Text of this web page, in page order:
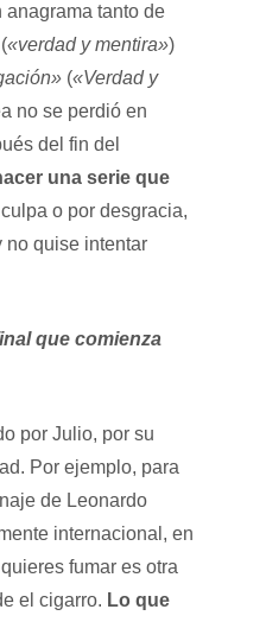
anagrama tanto de
(«verdad y mentira»)
(«Verdad y
no se perdió en
del fin del
una serie que
o por desgracia,
no quise intentar
que comienza
por Julio, por su
Por ejemplo, para
de Leonardo
internacional, en
fumar es otra
el cigarro. Lo que